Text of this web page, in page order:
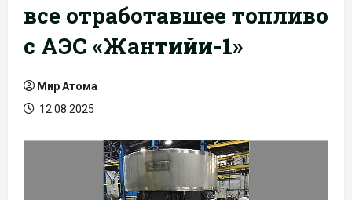
все отработавшее топливо
с АЭС «Жантийи-1»
Мир Атома
12.08.2025